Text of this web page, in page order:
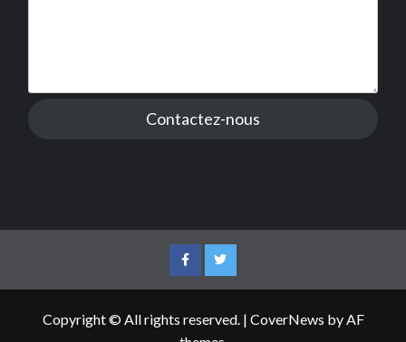
Contactez-nous
FacebookTwitter
Copyright © All rights reserved. | CoverNews by AF